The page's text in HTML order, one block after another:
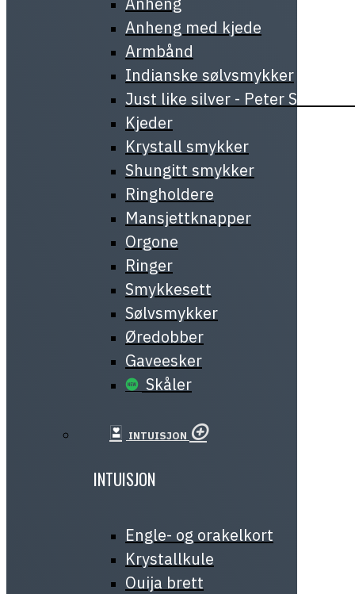
Anheng med kjede
Armbånd
Indianske sølvsmykker
Just like silver - Peter Stone
Kjeder
Krystall smykker
Shungitt smykker
Ringholdere
Mansjettknapper
Orgone
Ringer
Smykkesett
Sølvsmykker
Øredobber
Gaveesker
Skåler
INTUISJON
INTUISJON
Engle- og orakelkort
Krystallkule
Ouija brett